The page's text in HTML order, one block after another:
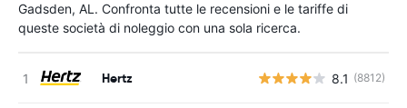
Gadsden, AL. Confronta tutte le recensioni e le tariffe di
queste società di noleggio con una sola ricerca.
Hertz 8.1 (8812)